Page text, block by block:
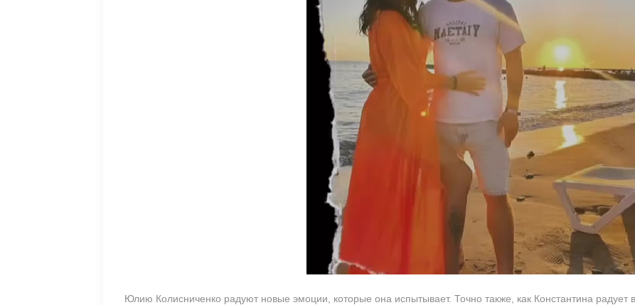
Юлию Колисниченко радуют новые эмоции, которые она испытывает. Точно также, как Константина радует